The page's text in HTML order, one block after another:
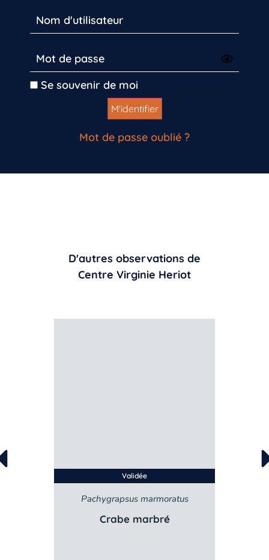
Se souvenir de moi
Mot de passe oublié ?
D'autres observations de
Centre Virginie Heriot
Validée
Pachygrapsus marmoratus
Crabe marbré